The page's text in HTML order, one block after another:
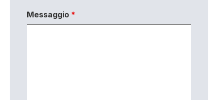
Messaggio *